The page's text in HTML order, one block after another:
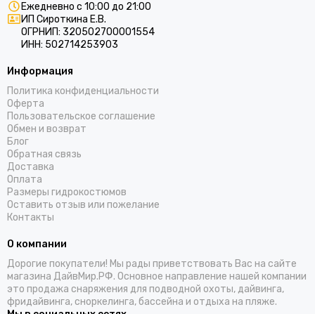
Ежедневно с 10:00 до 21:00
ИП Сироткина Е.В.
ОГРНИП: 320502700001554
ИНН: 502714253903
Информация
Политика конфиденциальности
Оферта
Пользовательское соглашение
Обмен и возврат
Блог
Обратная связь
Доставка
Оплата
Размеры гидрокостюмов
Оставить отзыв или пожелание
Контакты
О компании
Дорогие покупатели! Мы рады приветствовать Вас на сайте
магазина ДайвМир.РФ. Основное направление нашей компании
это продажа снаряжения для подводной охоты, дайвинга,
фридайвинга, сноркелинга, бассейна и отдыха на пляже.